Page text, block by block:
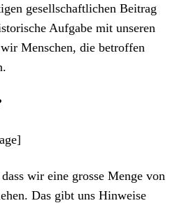
gesellschaftlichen Beitrag
Auf­gabe mit unseren
Men­schen, die betrof­fen
wir eine grosse Menge von
Das gibt uns Hin­weise